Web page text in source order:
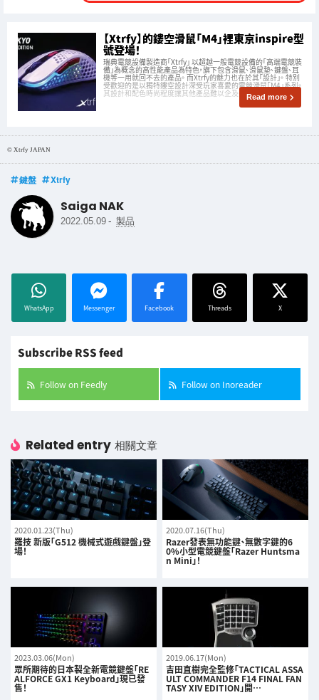
【Xtrfy】的鏤空滑鼠「M4」裡東京inspire型
號登場！
瑞典電競設備製造商「Xtrfy」 以超越一般電競設備的「高端電競裝
備」為概念的高性能產品為特色，旗下包含滑鼠、滑鼠墊、鍵盤、耳
機等一用就回不去的產品。 而Xtrfy的魅力也在於其「設計」。 特別
受歡迎的是以獨特鏤空設計深受玩家喜愛的電競滑鼠「M4」系列。
其設計和配色時尚程度讓其他產品難以企及。 先前推出過限
Read more
© Xtrfy JAPAN
鍵盤 Xtrfy
Saiga NAK
2022.05.09 - 製品
WhatsApp Messenger Facebook Threads X
Subscribe RSS feed
Follow on Feedly Follow on Inoreader
Related entry 相關文章
2020.01.23(Thu)
羅技 新版「G512 機械式遊戲鍵盤」登
場！
2020.07.16(Thu)
Razer發表無功能鍵、無數字鍵的6
0%小型電競鍵盤「Razer Huntsma
n Mini」！
2023.03.06(Mon)
眾所期待的日本製全新電競鍵盤「RE
ALFORCE GX1 Keyboard」現已發
售！
2019.06.17(Mon)
吉田直樹完全監修「TACTICAL ASSA
ULT COMMANDER F14 FINAL FAN
TASY XIV EDITION」開…